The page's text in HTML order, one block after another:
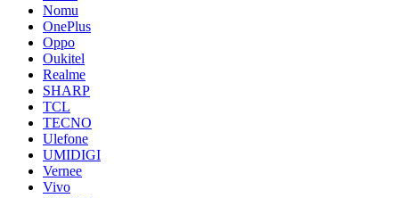
Nomu
OnePlus
Oppo
Oukitel
Realme
SHARP
TCL
TECNO
Ulefone
UMIDIGI
Vernee
Vivo